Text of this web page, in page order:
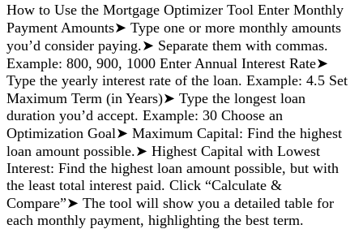
How to Use the Mortgage Optimizer Tool Enter Monthly
Payment Amounts➤ Type one or more monthly amounts
you’d consider paying.➤ Separate them with commas.
Example: 800, 900, 1000 Enter Annual Interest Rate➤
Type the yearly interest rate of the loan. Example: 4.5 Set
Maximum Term (in Years)➤ Type the longest loan
duration you’d accept. Example: 30 Choose an
Optimization Goal➤ Maximum Capital: Find the highest
loan amount possible.➤ Highest Capital with Lowest
Interest: Find the highest loan amount possible, but with
the least total interest paid. Click “Calculate &
Compare”➤ The tool will show you a detailed table for
each monthly payment, highlighting the best term.